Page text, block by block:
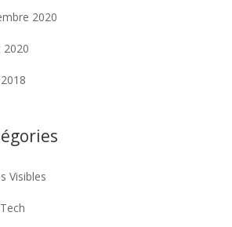
2020
2020
Visibles